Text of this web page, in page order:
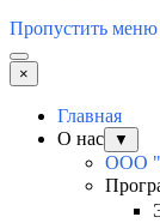
Пропустить меню
×
Главная
О нас
▼
ООО